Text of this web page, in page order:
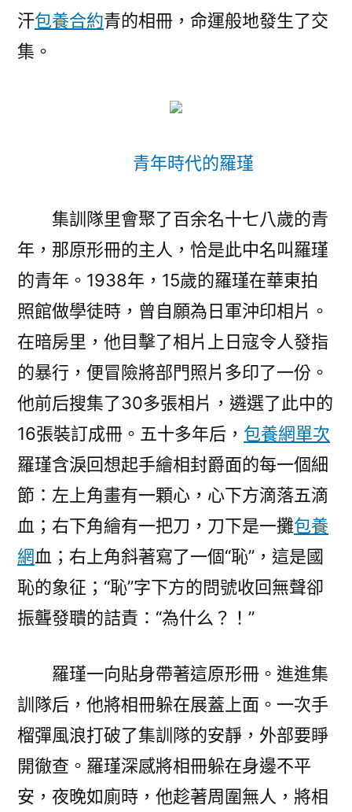
汗包養合約青的相冊，命運般地發生了交
集。
青年時代的羅瑾
集訓隊里會聚了百余名十七八歲的青
年，那原形冊的主人，恰是此中名叫羅瑾
的青年。1938年，15歲的羅瑾在華東拍
照館做學徒時，曾自願為日軍沖印相片。
在暗房里，他目擊了相片上日寇令人發指
的暴行，便冒險將部門照片多印了一份。
他前后搜集了30多張相片，遴選了此中的
16張裝訂成冊。五十多年后， 包養網單次
羅瑾含淚回想起手繪相封爵面的每一個細
節：左上角畫有一顆心，心下方滴落五滴
血；右下角繪有一把刀，刀下是一攤包養
網血；右上角斜著寫了一個“恥”，這是國
恥的象征；“恥”字下方的問號收回無聲卻
振聾發聵的詰責：“為什么？！”
羅瑾一向貼身帶著這原形冊。進進集
訓隊后，他將相冊躲在展蓋上面。一次手
榴彈風浪打破了集訓隊的安靜，外部要睜
開徹查。羅瑾深感將相冊躲在身邊不平
安，夜晚如廁時，他趁著周圍無人，將相